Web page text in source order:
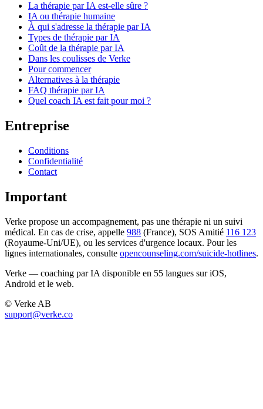
La thérapie par IA est-elle sûre ?
IA ou thérapie humaine
À qui s'adresse la thérapie par IA
Types de thérapie par IA
Coût de la thérapie par IA
Dans les coulisses de Verke
Pour commencer
Alternatives à la thérapie
FAQ thérapie par IA
Quel coach IA est fait pour moi ?
Entreprise
Conditions
Confidentialité
Contact
Important
Verke propose un accompagnement, pas une thérapie ni un suivi
médical. En cas de crise, appelle 988 (France), SOS Amitié 116 123
(Royaume-Uni/UE), ou les services d'urgence locaux. Pour les
lignes internationales, consulte opencounseling.com/suicide-hotlines.
Verke — coaching par IA disponible en 55 langues sur iOS,
Android et le web.
© Verke AB
support@verke.co